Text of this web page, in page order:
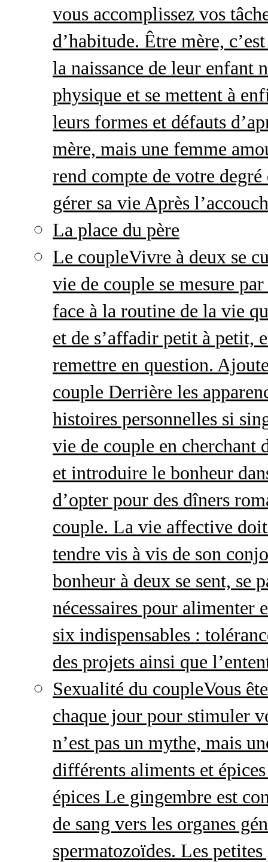
vous accomplissez vos
d’habitude. Être mère,
la naissance de leur enfant
physique et se mettent à
leurs formes et défauts
mère, mais une femme
rend compte de votre
gérer sa vie Après
La place du père
Le coupleVivre à deux se
vie de couple se mesure
face à la routine de la vie
et de s’affadir petit à petit,
remettre en question.
couple Derrière les
histoires personnelles si
vie de couple en cherchant
et introduire le bonheur
d’opter pour des dîners
couple. La vie affective
tendre vis à vis de son
bonheur à deux se sent, se
nécessaires pour alimenter
six indispensables :
des projets ainsi que
Sexualité du coupleVous
chaque jour pour stimuler
n’est pas un mythe, mais
différents aliments et
épices Le gingembre est
de sang vers les organes
spermatozoïdes. Les